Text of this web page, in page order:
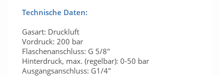
Technische Daten:
Gasart: Druckluft
Vordruck: 200 bar
Flaschenanschluss: G 5/8"
Hinterdruck, max. (regelbar): 0-50 bar
Ausgangsanschluss: G1/4"